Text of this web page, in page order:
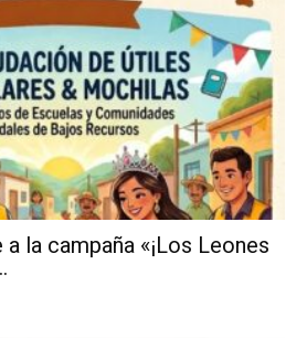
la campaña «¡Los Leones